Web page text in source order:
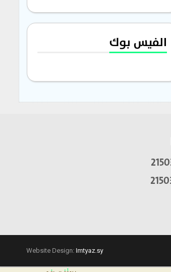
الفيس بوك
Website Design: Imtyaz.sy